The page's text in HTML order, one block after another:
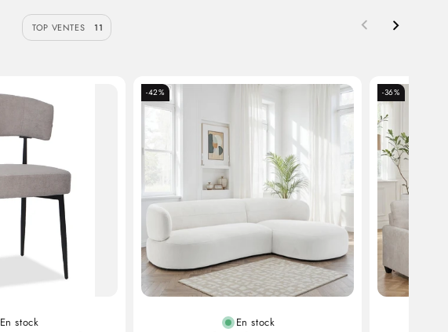
TOP VENTES 11
En stock
-42%
En stock
-36%